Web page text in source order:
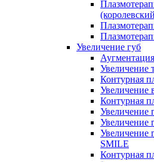
Увеличение губ
Увеличение
Контурная
Увеличение
Контурная
Увеличение
Увеличение
Увеличение
SMILE
Контурная